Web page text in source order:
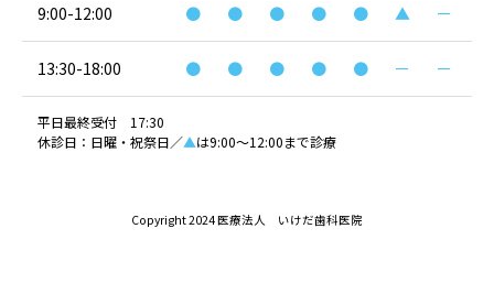
9:00-12:00 ● ● ● ● ● ▲ ー
13:30-18:00 ● ● ● ● ● ー ー
平日最終受付 17:30
休診日：日曜・祝祭日／▲は9:00～12:00まで診療
Copyright 2024 医療法人 いけだ歯科医院